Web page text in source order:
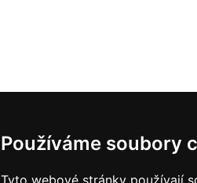
Používáme soubory
Tyto webové stránky používají